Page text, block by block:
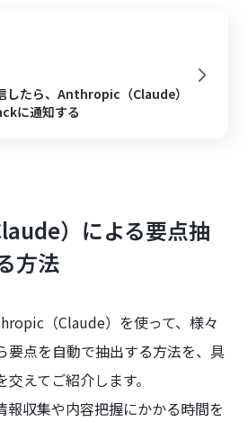
したら、Anthropic（Claude）
に通知する
）による要点抽
方法
（Claude）を使って、様々
要点を自動で抽出する方法を、具
えてご紹介します。
報収集や内容把握にかかる時間を